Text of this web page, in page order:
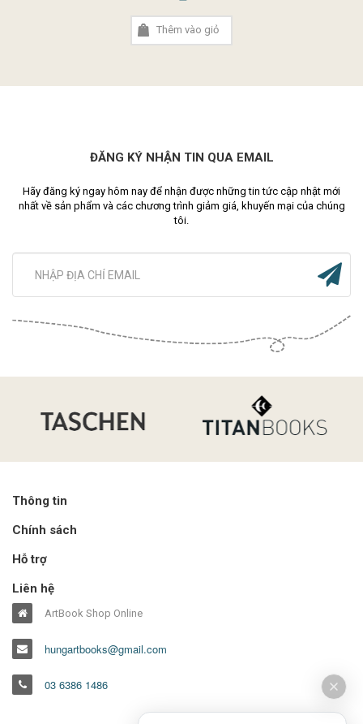
Thêm vào giỏ
ĐĂNG KÝ NHẬN TIN QUA EMAIL
Hãy đăng ký ngay hôm nay để nhận được những tin tức cập nhật mới
nhất về sản phẩm và các chương trình giảm giá, khuyến mại của chúng
tôi.
Thông tin
Chính sách
Hỗ trợ
Liên hệ
ArtBook Shop Online
hungartbooks@gmail.com
03 6386 1486